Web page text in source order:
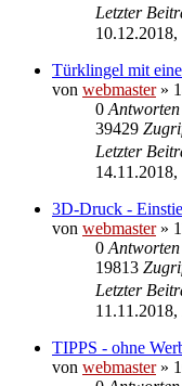
Letzter
10.12.2018,
Türklingel mit
von webmaster»
0 Antworten
39429
Letzter
14.11.2018,
3D-Druck -
von webmaster»
0 Antworten
19813
Letzter
11.11.2018,
TIPPS - ohne
von webmaster»